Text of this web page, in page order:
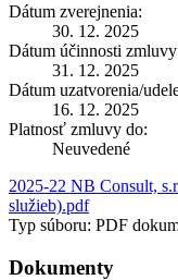
Dátum zverejnenia:
30. 12. 2025
Dátum účinnosti
31. 12. 2025
Dátum uzatvorenia/
16. 12. 2025
Platnosť zmluvy do:
Neuvedené
2025-22 NB Consult,
služieb).pdf
Typ súboru: PDF
Dokumenty